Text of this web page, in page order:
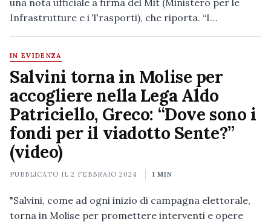
una nota ufficiale a firma del Mit (Ministero per le
Infrastrutture e i Trasporti), che riporta. “I…
IN EVIDENZA
Salvini torna in Molise per
accogliere nella Lega Aldo
Patriciello, Greco: “Dove sono i
fondi per il viadotto Sente?”
(video)
PUBBLICATO IL2 FEBBRAIO 2024 1 MIN
"Salvini, come ad ogni inizio di campagna elettorale,
torna in Molise per promettere interventi e opere